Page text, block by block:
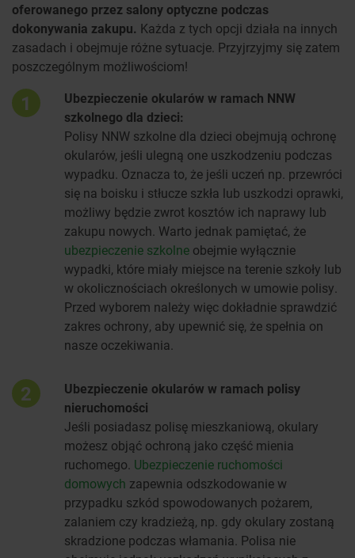
oferowanego przez salony optyczne podczas
dokonywania zakupu. Każda z tych opcji działa na innych
zasadach i obejmuje różne sytuacje. Przyjrzyjmy się zatem
poszczególnym możliwościom!
1
Ubezpieczenie okularów w ramach NNW
szkolnego dla dzieci:
Polisy NNW szkolne dla dzieci obejmują ochronę
okularów, jeśli ulegną one uszkodzeniu podczas
wypadku. Oznacza to, że jeśli uczeń np. przewróci
się na boisku i stłucze szkła lub uszkodzi oprawki,
możliwy będzie zwrot kosztów ich naprawy lub
zakupu nowych. Warto jednak pamiętać, że
ubezpieczenie szkolne obejmie wyłącznie
wypadki, które miały miejsce na terenie szkoły lub
w okolicznościach określonych w umowie polisy.
Przed wyborem należy więc dokładnie sprawdzić
zakres ochrony, aby upewnić się, że spełnia on
nasze oczekiwania.
2
Ubezpieczenie okularów w ramach polisy
nieruchomości
Jeśli posiadasz polisę mieszkaniową, okulary
możesz objąć ochroną jako część mienia
ruchomego. Ubezpieczenie ruchomości
domowych zapewnia odszkodowanie w
przypadku szkód spowodowanych pożarem,
zalaniem czy kradzieżą, np. gdy okulary zostaną
skradzione podczas włamania. Polisa nie